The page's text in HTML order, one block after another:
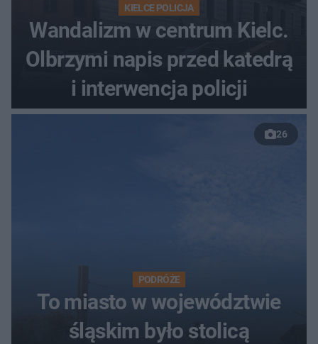
KIELCE POLICJA
Wandalizm w centrum Kielc.
Olbrzymi napis przed katedrą
i interwencja policji
26
PODRÓŻE
To miasto w województwie
śląskim było stolicą